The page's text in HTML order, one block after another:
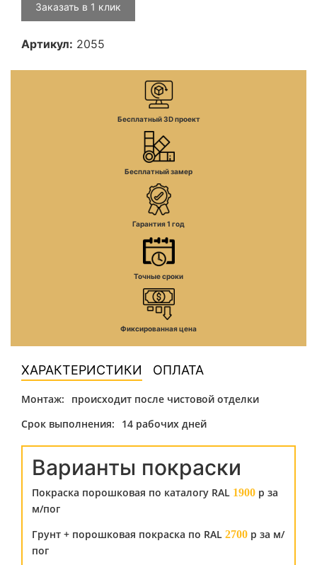
Заказать в 1 клик
Артикул: 2055
Бесплатный 3D проект
Бесплатный замер
Гарантия 1 год
Точные сроки
Фиксированная цена
ХАРАКТЕРИСТИКИ ОПЛАТА
Монтаж:
происходит после чистовой отделки
Срок выполнения:
14 рабочих дней
Варианты покраски
Покраска порошковая по каталогу RAL 1900 р за
м/пог
Грунт + порошковая покраска по RAL 2700 р за м/
пог